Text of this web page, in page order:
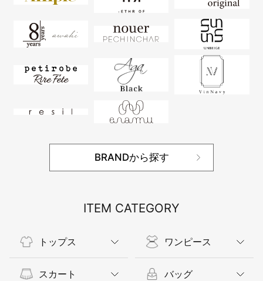
BRANDから探す
ITEM CATEGORY
トップス
スカート
ワンピース
バッグ